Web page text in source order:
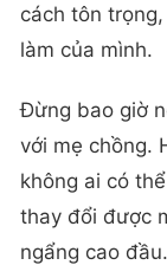
cách tôn
làm của mình.
Đừng bao giờ
với mẹ chồng.
không ai có
thay đổi được
ngẩng cao